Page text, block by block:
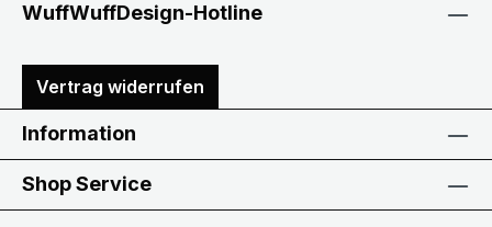
WuffWuffDesign-Hotline
Vertrag widerrufen
Information
Shop Service